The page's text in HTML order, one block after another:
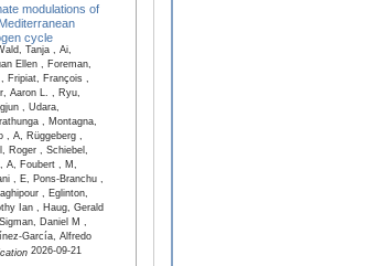
modulations of
cycle
Tanja , Ai,
Ellen , Foreman,
Fripiat, François ,
Aaron L. , Ryu,
, Udara,
, Montagna,
, A, Rüggeberg ,
Roger , Schiebel,
A, Foubert , M,
, E, Pons-Branchu ,
, Eglinton,
Ian , Haug, Gerald
Daniel M ,
García, Alfredo
2026-09-21